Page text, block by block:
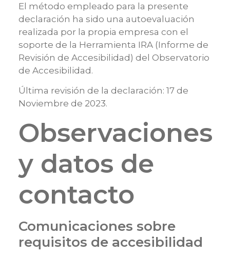
El método empleado para la presente
declaración ha sido una autoevaluación
realizada por la propia empresa con el
soporte de la Herramienta IRA (Informe de
Revisión de Accesibilidad) del Observatorio
de Accesibilidad.
Última revisión de la declaración: 17 de
Noviembre de 2023.
Observaciones
y datos de
contacto
Comunicaciones sobre
requisitos de accesibilidad